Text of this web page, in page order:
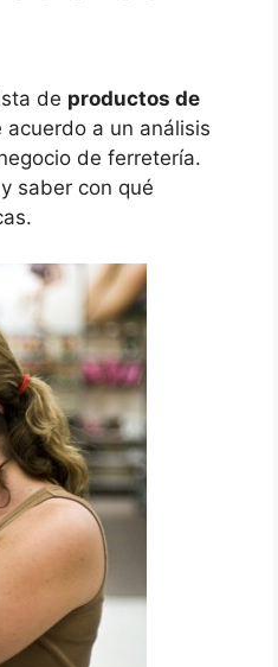
de productos de
a un análisis
de ferretería.
saber con qué